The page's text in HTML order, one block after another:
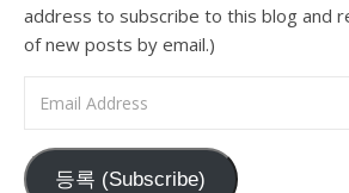
address to subscribe to this blog and
of new posts by email.)
등록 (Subscribe)